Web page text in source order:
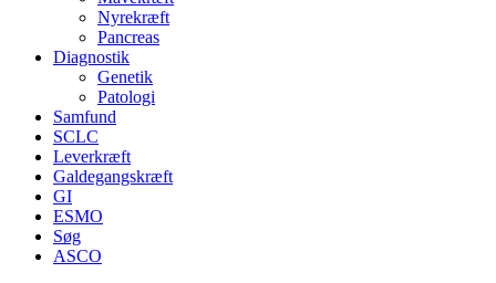
Nyrekræft
Pancreas
Diagnostik
Genetik
Patologi
Samfund
SCLC
Leverkræft
Galdegangskræft
GI
ESMO
Søg
ASCO